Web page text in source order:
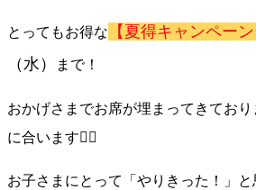
とってもお得な 【夏得キャンペーン
（水）
まで！
おかげさまでお席が埋まってきてお
に合います🏃‍♂️
お子さまにとって「やりきった！」